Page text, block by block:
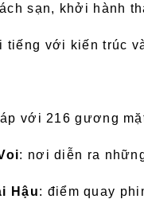
sạn, khởi hành
tiếng với kiến trúc
với 216 gương
: nơi diễn ra
Hậu: điểm quay